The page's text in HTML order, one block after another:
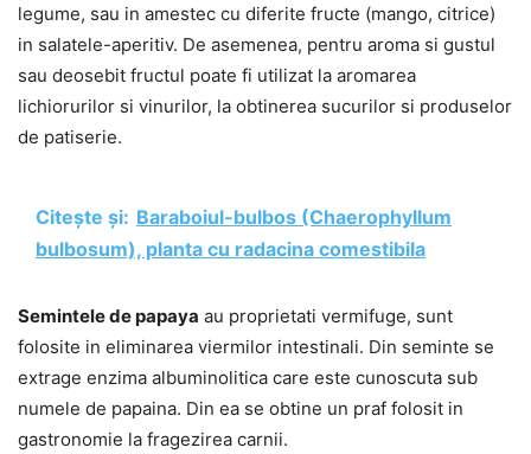
legume, sau in amestec cu diferite fructe (mango, citrice)
in salatele-aperitiv. De asemenea, pentru aroma si gustul
sau deosebit fructul poate fi utilizat la aromarea
lichiorurilor si vinurilor, la obtinerea sucurilor si produselor
de patiserie.
Citește și: Baraboiul-bulbos (Chaerophyllum
bulbosum), planta cu radacina comestibila
Semintele de papaya au proprietati vermifuge, sunt
folosite in eliminarea viermilor intestinali. Din seminte se
extrage enzima albuminolitica care este cunoscuta sub
numele de papaina. Din ea se obtine un praf folosit in
gastronomie la fragezirea carnii.